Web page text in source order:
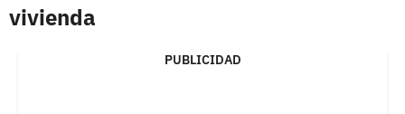
vivienda
PUBLICIDAD